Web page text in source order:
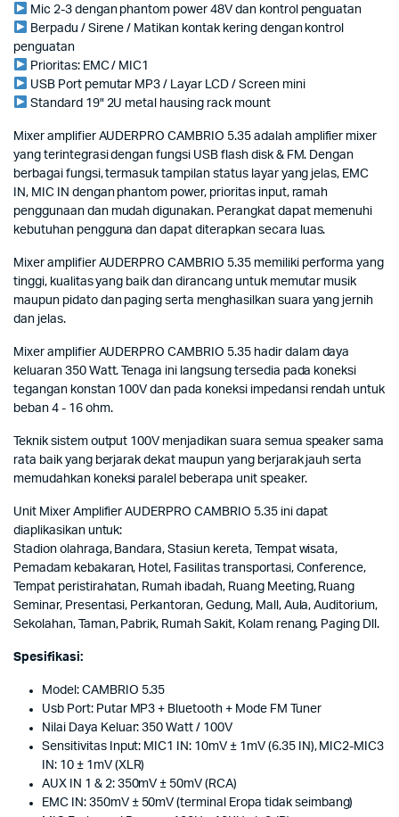
Mic 2-3 dengan phantom power 48V dan kontrol penguatan
Berpadu / Sirene / Matikan kontak kering dengan kontrol
penguatan
Prioritas: EMC / MIC1
USB Port pemutar MP3 / Layar LCD / Screen mini
Standard 19" 2U metal hausing rack mount
Mixer amplifier AUDERPRO CAMBRIO 5.35 adalah amplifier mixer
yang terintegrasi dengan fungsi USB flash disk & FM. Dengan
berbagai fungsi, termasuk tampilan status layar yang jelas, EMC
IN, MIC IN dengan phantom power, prioritas input, ramah
penggunaan dan mudah digunakan. Perangkat dapat memenuhi
kebutuhan pengguna dan dapat diterapkan secara luas.
Mixer amplifier AUDERPRO CAMBRIO 5.35 memiliki performa yang
tinggi, kualitas yang baik dan dirancang untuk memutar musik
maupun pidato dan paging serta menghasilkan suara yang jernih
dan jelas.
Mixer amplifier AUDERPRO CAMBRIO 5.35 hadir dalam daya
keluaran 350 Watt. Tenaga ini langsung tersedia pada koneksi
tegangan konstan 100V dan pada koneksi impedansi rendah untuk
beban 4 - 16 ohm.
Teknik sistem output 100V menjadikan suara semua speaker sama
rata baik yang berjarak dekat maupun yang berjarak jauh serta
memudahkan koneksi paralel beberapa unit speaker.
Unit Mixer Amplifier AUDERPRO CAMBRIO 5.35 ini dapat
diaplikasikan untuk:
Stadion olahraga, Bandara, Stasiun kereta, Tempat wisata,
Pemadam kebakaran, Hotel, Fasilitas transportasi, Conference,
Tempat peristirahatan, Rumah ibadah, Ruang Meeting, Ruang
Seminar, Presentasi, Perkantoran, Gedung, Mall, Aula, Auditorium,
Sekolahan, Taman, Pabrik, Rumah Sakit, Kolam renang, Paging Dll.
Spesifikasi:
Model: CAMBRIO 5.35
Usb Port: Putar MP3 + Bluetooth + Mode FM Tuner
Nilai Daya Keluar: 350 Watt / 100V
Sensitivitas Input: MIC1 IN: 10mV ± 1mV (6.35 IN), MIC2-MIC3
IN: 10 ± 1mV (XLR)
AUX IN 1 & 2: 350mV ± 50mV (RCA)
EMC IN: 350mV ± 50mV (terminal Eropa tidak seimbang)